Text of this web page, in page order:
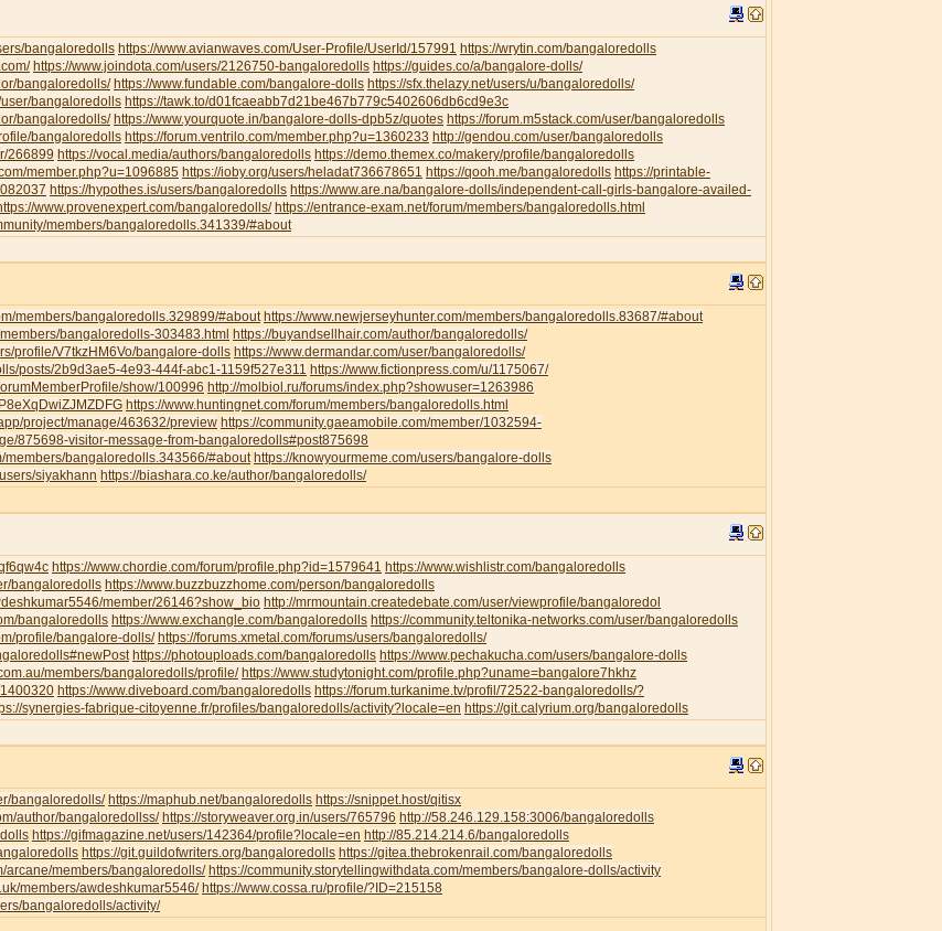
bangaloredolls https://www.avianwaves.com/User-Profile/UserId/157991 https://wrytin.com/bangaloredolls
https://www.joindota.com/users/2126750-bangaloredolls https://guides.co/a/bangalore-dolls/
bangaloredolls/ https://www.fundable.com/bangalore-dolls https://sfx.thelazy.net/users/u/bangaloredolls/
user/bangaloredolls https://tawk.to/d01fcaeabb7d21be467b779c5402606db6cd9e3c
bangaloredolls/ https://www.yourquote.in/bangalore-dolls-dpb5z/quotes https://forum.m5stack.com/user/bangaloredolls
bangaloredolls https://forum.ventrilo.com/member.php?u=1360233 http://gendou.com/user/bangaloredolls
266899 https://vocal.media/authors/bangaloredolls https://demo.themex.co/makery/profile/bangaloredolls
member.php?u=1096885 https://ioby.org/users/heladat736678651 https://qooh.me/bangaloredolls https://printable-
https://hypothes.is/users/bangaloredolls https://www.are.na/bangalore-dolls/independent-call-girls-bangalore-availed-
www.provenexpert.com/bangaloredolls/ https://entrance-exam.net/forum/members/bangaloredolls.html
members/bangaloredolls.341339/#about
members/bangaloredolls.329899/#about https://www.newjerseyhunter.com/members/bangaloredolls.83687/#about
bangaloredolls-303483.html https://buyandsellhair.com/author/bangaloredolls/
profile/V7tkzHM6Vo/bangalore-dolls https://www.dermandar.com/user/bangaloredolls/
posts/2b9d3ae5-4e93-444f-abc1-1159f527e311 https://www.fictionpress.com/u/1175067/
show/100996 http://molbiol.ru/forums/index.php?showuser=1263986
https://www.huntingnet.com/forum/members/bangaloredolls.html
project/manage/463632/preview https://community.gaeamobile.com/member/1032594-
875698-visitor-message-from-bangaloredolls#post875698
members/bangaloredolls.343566/#about https://knowyourmeme.com/users/bangalore-dolls
siyakhann https://biashara.co.ke/author/bangaloredolls/
https://www.chordie.com/forum/profile.php?id=1579641 https://www.wishlistr.com/bangaloredolls
bangaloredolls https://www.buzzbuzzhome.com/person/bangaloredolls
member/26146?show_bio http://mrmountain.createdebate.com/user/viewprofile/bangaloredol
bangaloredolls https://www.exchangle.com/bangaloredolls https://community.teltonika-networks.com/user/bangaloredolls
profile/bangalore-dolls/ https://forums.xmetal.com/forums/users/bangaloredolls/
https://photouploads.com/bangaloredolls https://www.pechakucha.com/users/bangalore-dolls
members/bangaloredolls/profile/ https://www.studytonight.com/profile.php?uname=bangalore7hkhz
https://www.diveboard.com/bangaloredolls https://forum.turkanime.tv/profil/72522-bangaloredolls/?
synergies-fabrique-citoyenne.fr/profiles/bangaloredolls/activity?locale=en https://git.calyrium.org/bangaloredolls
bangaloredolls/ https://maphub.net/bangaloredolls https://snippet.host/qitisx
author/bangaloredollss/ https://storyweaver.org.in/users/765796 http://58.246.129.158:3006/bangaloredolls
https://gifmagazine.net/users/142364/profile?locale=en http://85.214.214.6/bangaloredolls
https://git.guildofwriters.org/bangaloredolls https://gitea.thebrokenrail.com/bangaloredolls
arcane/members/bangaloredolls/ https://community.storytellingwithdata.com/members/bangalore-dolls/activity
members/awdeshkumar5546/ https://www.cossa.ru/profile/?ID=215158
bangaloredolls/activity/